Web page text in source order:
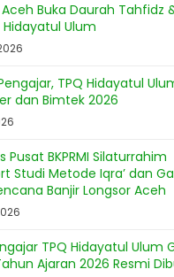
Buka Daurah Tahfidz
Ulum
TPQ Hidayatul
dan Bimtek 2026
Pusat BKPRMI Silaturrahim
Studi Metode Iqra’ dan
Banjir Longsor Aceh
TPQ Hidayatul Ulum
Ajaran 2026 Resmi